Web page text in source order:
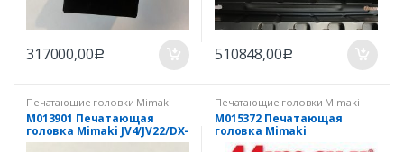
317000,00Р 510848,00Р
Печатающие головки Mimaki
M013901 Печатающая
головка Mimaki JV4/JV22/DX-
4
Печатающие головки Mimaki
M015372 Печатающая
головка Mimaki
JV150/JV300/CJV150/CJV300